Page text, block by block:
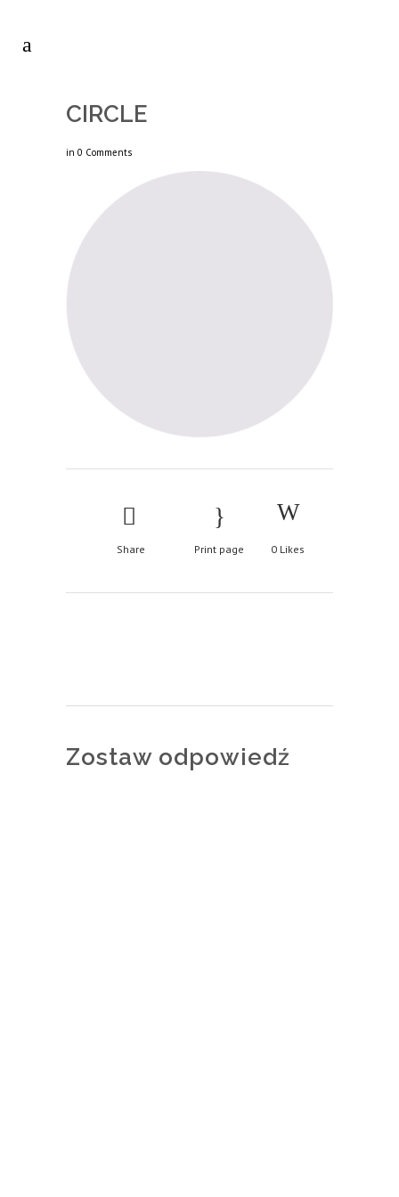
CIRCLE
in 0 Comments
Share Print page 0 Likes
Zostaw odpowiedź